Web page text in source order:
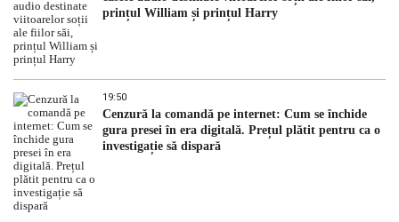
prințul William și prințul Harry
19:50
Cenzură la comandă pe internet: Cum se închide
gura presei în era digitală. Prețul plătit pentru ca o
investigație să dispară